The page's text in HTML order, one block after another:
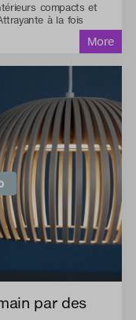
compacts et
à la fois
par des